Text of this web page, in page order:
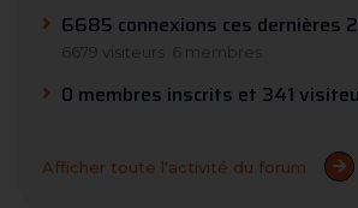
6685 connexions ces dernières
6679 visiteurs 6 membres
0 membres inscrits et 341
Afficher toute l'activité du forum